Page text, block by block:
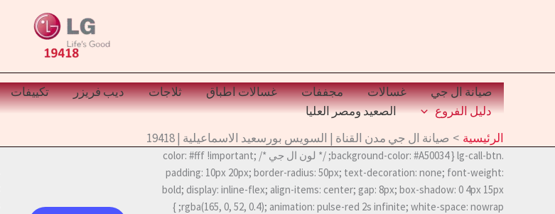
صيانة ال جي غسالات مجففات غسالات اطباق ثلاجات ديب فريزر تكييفات
دليل الفروع
الصعيد ومصر العليا
الرئيسية
صيانة ال جي مدن القناة | السويس بورسعيد الاسماعيلية | 19418
.lg-call-btn { background-color: #A50034; /* لون ال جي */ color: #fff !important;
padding: 10px 20px; border-radius: 50px; text-decoration: none; font-weight:
bold; display: inline-flex; align-items: center; gap: 8px; box-shadow: 0 4px 15px
rgba(165, 0, 52, 0.4); animation: pulse-red 2s infinite; white-space: nowrap; }